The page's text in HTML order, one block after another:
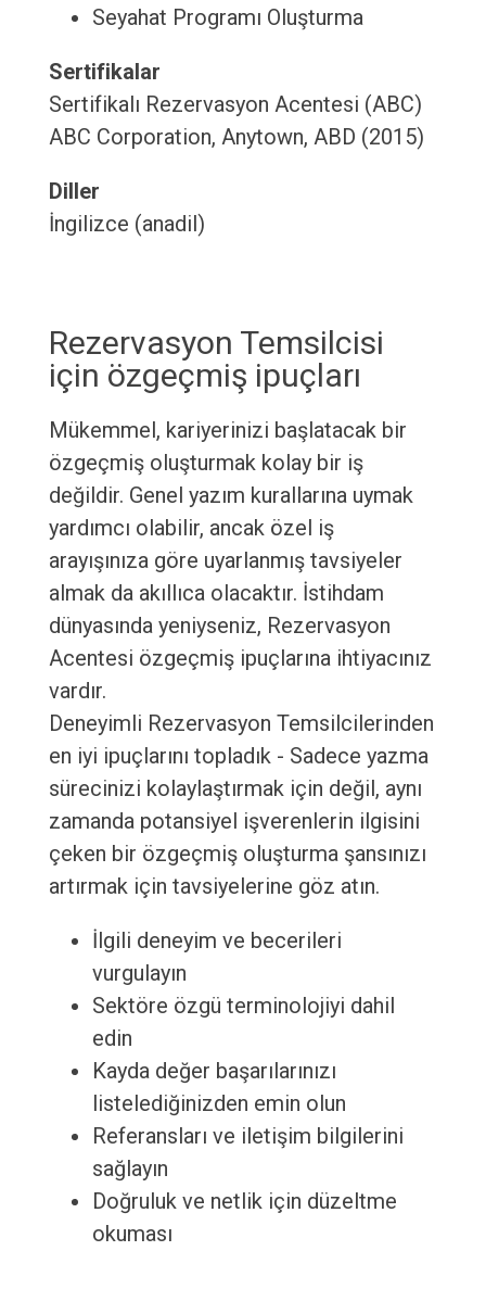
Seyahat Programı Oluşturma
Sertifikalar
Sertifikalı Rezervasyon Acentesi (ABC)
ABC Corporation, Anytown, ABD (2015)
Diller
İngilizce (anadil)
Rezervasyon Temsilcisi
için özgeçmiş ipuçları
Mükemmel, kariyerinizi başlatacak bir
özgeçmiş oluşturmak kolay bir iş
değildir. Genel yazım kurallarına uymak
yardımcı olabilir, ancak özel iş
arayışınıza göre uyarlanmış tavsiyeler
almak da akıllıca olacaktır. İstihdam
dünyasında yeniyseniz, Rezervasyon
Acentesi özgeçmiş ipuçlarına ihtiyacınız
vardır.
Deneyimli Rezervasyon Temsilcilerinden
en iyi ipuçlarını topladık - Sadece yazma
sürecinizi kolaylaştırmak için değil, aynı
zamanda potansiyel işverenlerin ilgisini
çeken bir özgeçmiş oluşturma şansınızı
artırmak için tavsiyelerine göz atın.
İlgili deneyim ve becerileri
vurgulayın
Sektöre özgü terminolojiyi dahil
edin
Kayda değer başarılarınızı
listelediğinizden emin olun
Referansları ve iletişim bilgilerini
sağlayın
Doğruluk ve netlik için düzeltme
okuması